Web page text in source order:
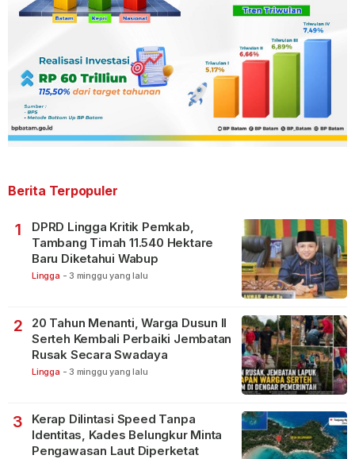
Berita Terpopuler
1
DPRD Lingga Kritik Pemkab,
Tambang Timah 11.540 Hektare
Baru Diketahui Wabup
Lingga - 3 minggu yang lalu
2
20 Tahun Menanti, Warga Dusun II
Serteh Kembali Perbaiki Jembatan
Rusak Secara Swadaya
Lingga - 3 minggu yang lalu
3
Kerap Dilintasi Speed Tanpa
Identitas, Kades Belungkur Minta
Pengawasan Laut Diperketat